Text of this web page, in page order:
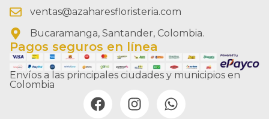
ventas@azaharesfloristeria.com
Bucaramanga, Santander, Colombia.
Pagos seguros en línea
Envíos a las principales ciudades y municipios en
Colombia